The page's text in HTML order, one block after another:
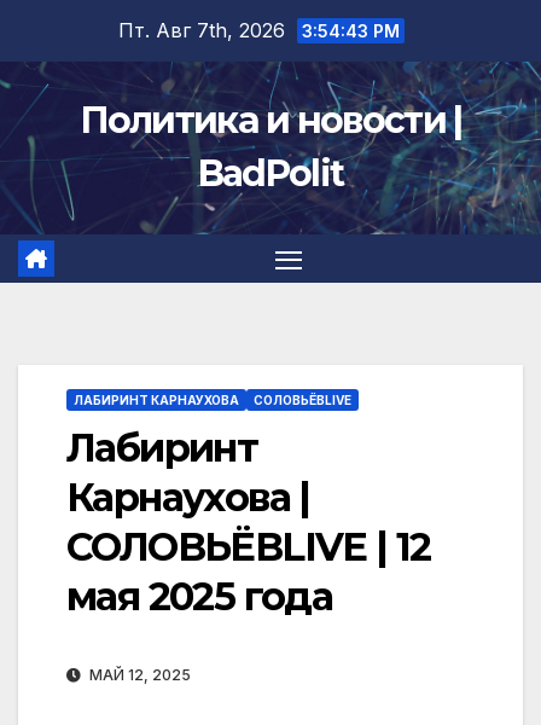
содержимому
Пт. Авг 7th, 2026 3:54:43 PM
Политика и новости |
BadPolit
ЛАБИРИНТ КАРНАУХОВА СОЛОВЬЁВLIVE
Лабиринт
Карнаухова |
СОЛОВЬЁВLIVE | 12
мая 2025 года
МАЙ 12, 2025